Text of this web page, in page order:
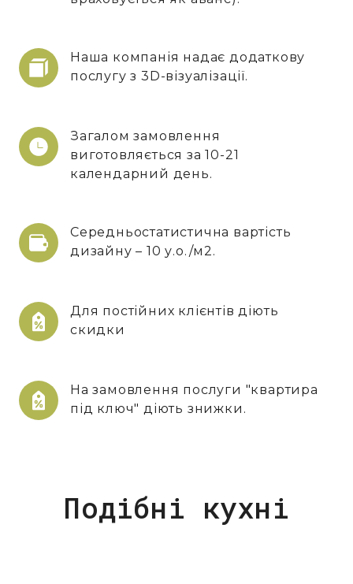
Наша компанія надає додаткову
послугу з 3D-візуалізації.
Загалом замовлення
виготовляється за 10-21
календарний день.
Середньостатистична вартість
дизайну – 10 у.о./м2.
Для постійних клієнтів діють
скидки
На замовлення послуги "квартира
під ключ" діють знижки.
Подібні кухні